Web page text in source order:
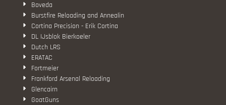
Boveda
Burstfire Reloading and Annealin
Cortina Precision - Erik Cortina
DL IJsblok Bierkoeler
Dutch LRS
ERATAC
Fortmeier
Frankford Arsenal Reloading
Glencairn
GoatGuns